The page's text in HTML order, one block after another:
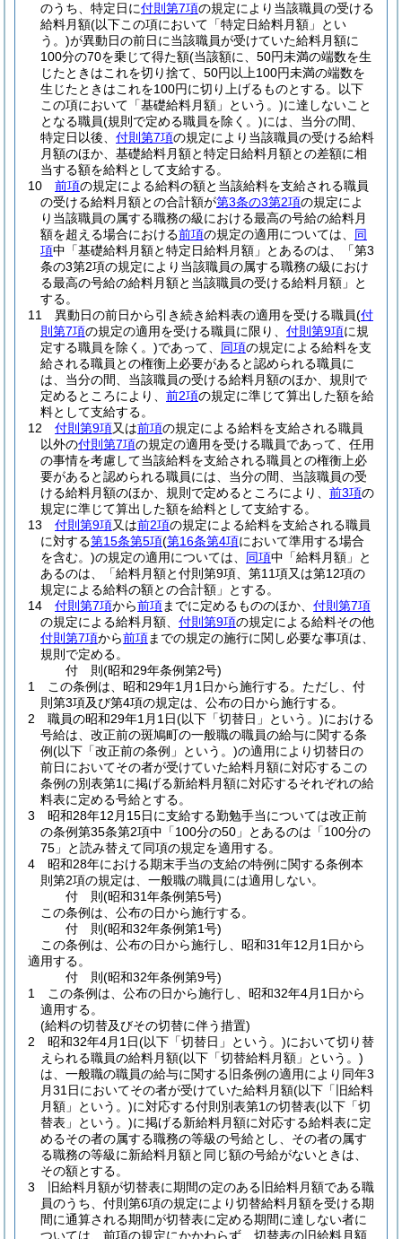
のうち、特定日に付則第7項の規定により当該職員の受ける
給料月額(以下この項において「特定日給料月額」とい
う。)が異動日の前日に当該職員が受けていた給料月額に
100分の70を乗じて得た額(当該額に、50円未満の端数を生
じたときはこれを切り捨て、50円以上100円未満の端数を
生じたときはこれを100円に切り上げるものとする。以下
この項において「基礎給料月額」という。)に達しないこと
となる職員(規則で定める職員を除く。)には、当分の間、
特定日以後、 付則第7項の規定により当該職員の受ける給料
月額のほか、基礎給料月額と特定日給料月額との差額に相
当する額を給料として支給する。
10
前項の規定による給料の額と当該給料を支給される職員
の受ける給料月額との合計額が第3条の3第2項の規定によ
り当該職員の属する職務の級における最高の号給の給料月
額を超える場合における前項の規定の適用については、 同
項中「基礎給料月額と特定日給料月額」とあるのは、「第3
条の3第2項の規定により当該職員の属する職務の級におけ
る最高の号給の給料月額と当該職員の受ける給料月額」と
する。
11
異動日の前日から引き続き給料表の適用を受ける職員(付
則第7項の規定の適用を受ける職員に限り、 付則第9項に規
定する職員を除く。)であって、 同項の規定による給料を支
給される職員との権衡上必要があると認められる職員に
は、当分の間、当該職員の受ける給料月額のほか、規則で
定めるところにより、 前2項の規定に準じて算出した額を給
料として支給する。
12
付則第9項又は前項の規定による給料を支給される職員
以外の付則第7項の規定の適用を受ける職員であって、任用
の事情を考慮して当該給料を支給される職員との権衡上必
要があると認められる職員には、当分の間、当該職員の受
ける給料月額のほか、規則で定めるところにより、 前3項の
規定に準じて算出した額を給料として支給する。
13
付則第9項又は前2項の規定による給料を支給される職員
に対する第15条第5項(第16条第4項において準用する場合
を含む。)の規定の適用については、 同項中「給料月額」と
あるのは、「給料月額と付則第9項、第11項又は第12項の
規定による給料の額との合計額」とする。
14
付則第7項から前項までに定めるもののほか、 付則第7項
の規定による給料月額、 付則第9項の規定による給料その他
付則第7項から前項までの規定の施行に関し必要な事項は、
規則で定める。
付 則(昭和29年条例第2号)
1
この条例は、昭和29年1月1日から施行する。 ただし、付
則第3項及び第4項の規定は、公布の日から施行する。
2
職員の昭和29年1月1日(以下「切替日」という。)における
号給は、改正前の斑鳩町の一般職の職員の給与に関する条
例(以下「改正前の条例」という。)の適用により切替日の
前日においてその者が受けていた給料月額に対応するこの
条例の別表第1に掲げる新給料月額に対応するそれぞれの給
料表に定める号給とする。
3
昭和28年12月15日に支給する勤勉手当については改正前
の条例第35条第2項中「100分の50」とあるのは「100分の
75」と読み替えて同項の規定を適用する。
4
昭和28年における期末手当の支給の特例に関する条例本
則第2項の規定は、一般職の職員には適用しない。
付 則(昭和31年条例第5号)
この条例は、公布の日から施行する。
付 則(昭和32年条例第1号)
この条例は、公布の日から施行し、昭和31年12月1日から
適用する。
付 則(昭和32年条例第9号)
1
この条例は、公布の日から施行し、昭和32年4月1日から
適用する。
(給料の切替及びその切替に伴う措置)
2
昭和32年4月1日(以下「切替日」という。)において切り替
えられる職員の給料月額(以下「切替給料月額」という。)
は、一般職の職員の給与に関する旧条例の適用により同年3
月31日においてその者が受けていた給料月額(以下「旧給料
月額」という。)に対応する付則別表第1の切替表(以下「切
替表」という。)に掲げる新給料月額に対応する給料表に定
めるその者の属する職務の等級の号給とし、その者の属す
る職務の等級に新給料月額と同じ額の号給がないときは、
その額とする。
3
旧給料月額が切替表に期間の定のある旧給料月額である職
員のうち、付則第6項の規定により切替給料月額を受ける期
間に通算される期間が切替表に定める期間に達しない者に
ついては、前項の規定にかかわらず、切替表の旧給料月額